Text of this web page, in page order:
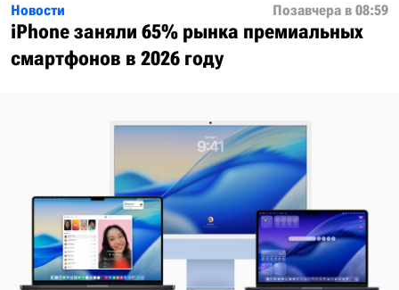
Новости Позавчера в 08:59
iPhone заняли 65% рынка премиальных
смартфонов в 2026 году